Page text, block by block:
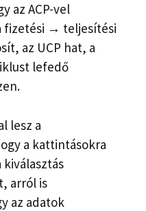
az ACP-vel
fizetési → teljesítési
az UCP hat, a
lefedő
lesz a
a kattintásokra
arról is
az adatok